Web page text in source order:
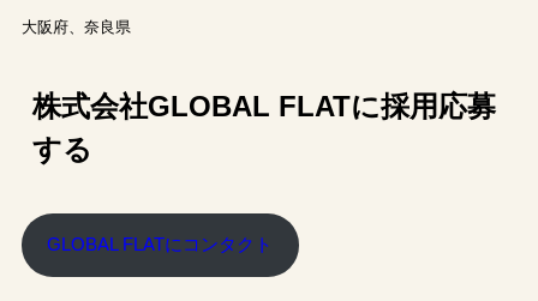
大阪府、奈良県
株式会社GLOBAL FLATに採用応募
する
GLOBAL FLATにコンタクト